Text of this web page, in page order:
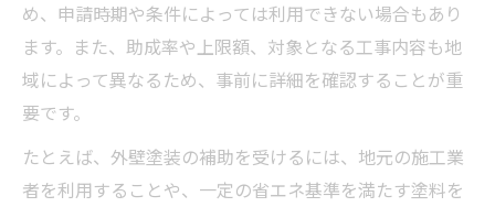
め、申請時期や条件によっては利用できない場合もあり
ます。また、助成率や上限額、対象となる工事内容も地
域によって異なるため、事前に詳細を確認することが重
要です。
たとえば、外壁塗装の補助を受けるには、地元の施工業
者を利用することや、一定の省エネ基準を満たす塗料を